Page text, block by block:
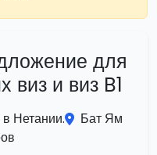
для
виз и виз B1
Нетании.
Бат Ям